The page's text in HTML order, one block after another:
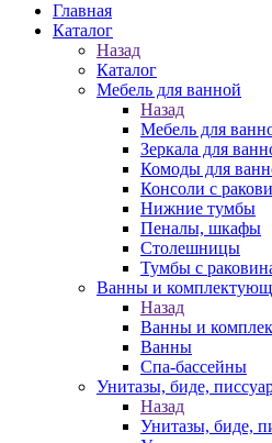
Главная
Каталог
Назад
Каталог
Мебель для ванной
Назад
Мебель для
Зеркала для
Комоды для
Консоли с
Нижние тумбы
Пеналы, шкафы
Столешницы
Тумбы с
Ванны и
Назад
Ванны и
Ванны
Спа-бассейны
Унитазы, биде,
Назад
Унитазы, биде,